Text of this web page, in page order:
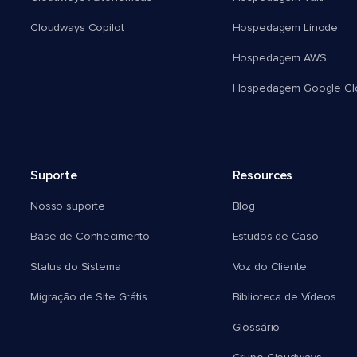
Cloudways Copilot Hospedagem Linode
Hospedagem AWS
Hospedagem Google
Suporte
Nosso suporte
Base de Conhecimento
Status do Sistema
Migração de Site Grátis
Resources
Blog
Estudos de Caso
Voz do Cliente
Biblioteca de Vídeos
Glossário